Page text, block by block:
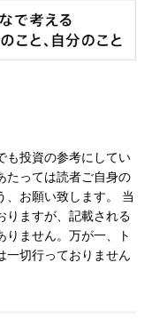
も投資の参考にしてい
たっては読者ご自身の
、お願い致します。 当
りますが、記載される
りません。万が一、ト
一切行っておりません